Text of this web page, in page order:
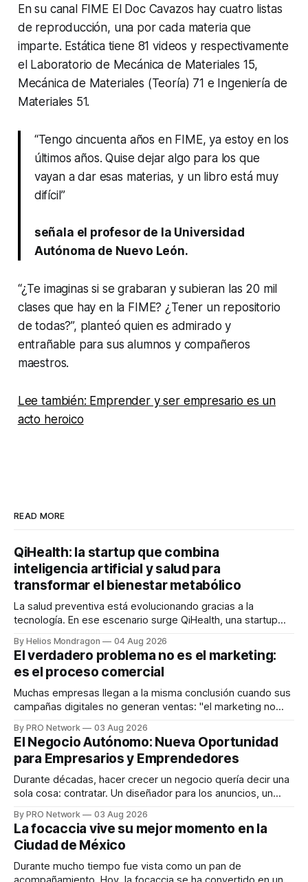
En su canal FIME El Doc Cavazos hay cuatro listas
de reproducción, una por cada materia que
imparte. Estática tiene 81 videos y respectivamente
el Laboratorio de Mecánica de Materiales 15,
Mecánica de Materiales (Teoría) 71 e Ingeniería de
Materiales 51.
“Tengo cincuenta años en FIME, ya estoy en los
últimos años. Quise dejar algo para los que
vayan a dar esas materias, y un libro está muy
difícil”
señala el profesor de la Universidad
Autónoma de Nuevo León.
“¿Te imaginas si se grabaran y subieran las 20 mil
clases que hay en la FIME? ¿Tener un repositorio
de todas?”, planteó quien es admirado y
entrañable para sus alumnos y compañeros
maestros.
Lee también: Emprender y ser empresario es un
acto heroico
READ MORE
QiHealth: la startup que combina
inteligencia artificial y salud para
transformar el bienestar metabólico
La salud preventiva está evolucionando gracias a la
tecnología. En ese escenario surge QiHealth, una startup
dispositivos inteligentes, inteligencia artificial y monitoreo
en tiempo real para ayudar a las personas a tomar mejores
decisiones sobre su salud metabólica. Su propuesta busca
responder
By Helios Mondragon 04 Aug 2026
El verdadero problema no es el marketing:
es el proceso comercial
Muchas empresas llegan a la misma conclusión cuando sus
campañas digitales no generan ventas: "el marketing no
INTERIUS, el problema suele estar en otro lugar. Durante
una entrevista para el podcast SER PRO, el especialista en
marketing digital explicó que
By PRO Network 03 Aug 2026
El Negocio Autónomo: Nueva Oportunidad
para Empresarios y Emprendedores
Durante décadas, hacer crecer un negocio quería decir una
sola cosa: contratar. Un diseñador para los anuncios, un
para los textos, alguien que supiera de publicidad digital
para encontrar prospectos, un vendedor para atender
llamadas y mensajes, y —con suerte— una persona
By PRO Network 03 Aug 2026
La focaccia vive su mejor momento en la
Ciudad de México
Durante mucho tiempo fue vista como un pan de